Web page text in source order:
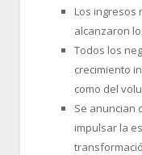
Los ingresos
alcanzaron
Todos los
crecimiento
como del
Se anuncian
impulsar la